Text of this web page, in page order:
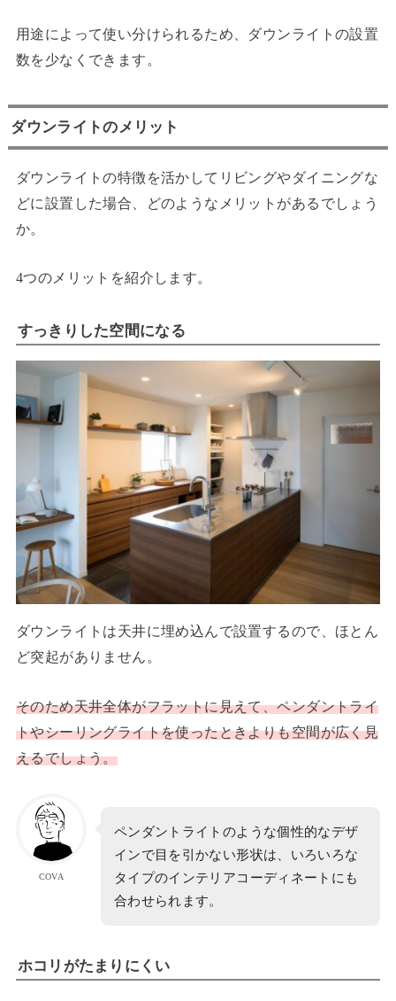
用途によって使い分けられるため、ダウンライトの設置
数を少なくできます。
ダウンライトのメリット
ダウンライトの特徴を活かしてリビングやダイニングな
どに設置した場合、どのようなメリットがあるでしょう
か。
4つのメリットを紹介します。
すっきりした空間になる
ダウンライトは天井に埋め込んで設置するので、ほとん
ど突起がありません。
そのため天井全体がフラットに見えて、ペンダントライ
トやシーリングライトを使ったときよりも空間が広く見
えるでしょう。
COVA
ペンダントライトのような個性的なデザ
インで目を引かない形状は、いろいろな
タイプのインテリアコーディネートにも
合わせられます。
ホコリがたまりにくい